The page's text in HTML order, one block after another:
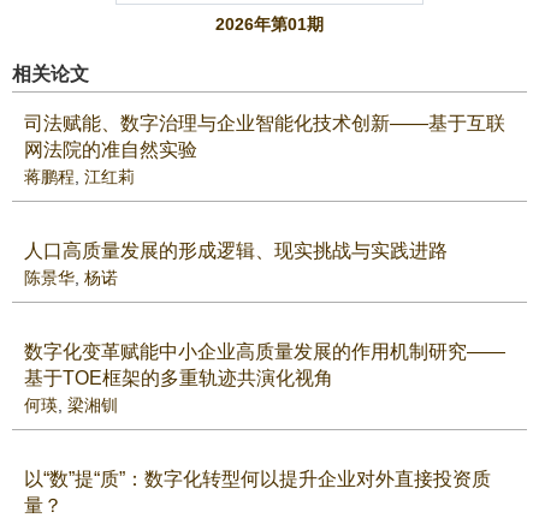
2026年第01期
相关论文
司法赋能、数字治理与企业智能化技术创新——基于互联
网法院的准自然实验
蒋鹏程, 江红莉
人口高质量发展的形成逻辑、现实挑战与实践进路
陈景华, 杨诺
数字化变革赋能中小企业高质量发展的作用机制研究——
基于TOE框架的多重轨迹共演化视角
何瑛, 梁湘钏
以“数”提“质”：数字化转型何以提升企业对外直接投资质
量？